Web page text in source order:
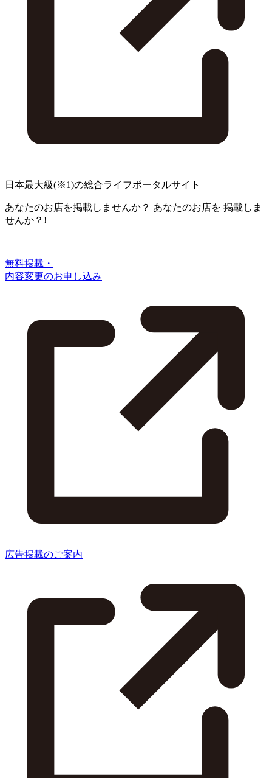
日本最大級(※1)の総合ライフポータルサイト
あなたのお店を掲載しませんか？ あなたのお店を 掲載しま
せんか？!
無料掲載・
内容変更のお申し込み
広告掲載のご案内